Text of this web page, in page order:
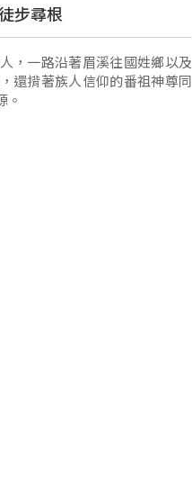
步尋根
，一路沿著眉溪往國姓鄉以及
還揹著族人信仰的番祖神尊同
。